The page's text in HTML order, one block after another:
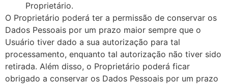
Proprietário.
O Proprietário poderá ter a permissão de conservar os
Dados Pessoais por um prazo maior sempre que o
Usuário tiver dado a sua autorização para tal
processamento, enquanto tal autorização não tiver sido
retirada. Além disso, o Proprietário poderá ficar
obrigado a conservar os Dados Pessoais por um prazo